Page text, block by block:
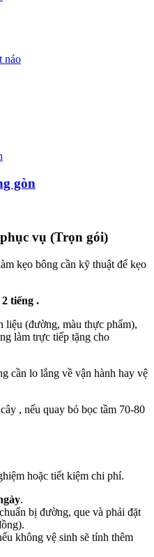
náo
gòn
vụ (Trọn gói)
kẹo bông cần kỹ thuật để kẹo
2 tiếng .
liệu (đường, màu thực phẩm),
làm trực tiếp tặng cho
cần lo lắng về vận hành hay vệ
, nếu quay bỏ bọc tầm 70-80
hoặc tiết kiệm chi phí.
.
bị đường, que và phải đặt
không vệ sinh sẽ tính thêm